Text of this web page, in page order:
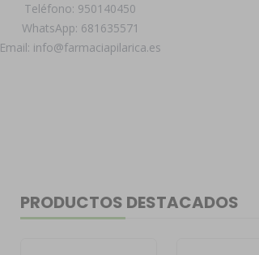
Teléfono: 950140450
WhatsApp: 681635571
Email: info@farmaciapilarica.es